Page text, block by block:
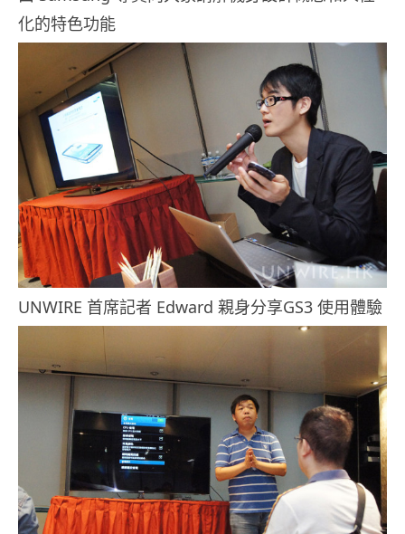
化的特色功能
UNWIRE 首席記者 Edward 親身分享GS3 使用體驗